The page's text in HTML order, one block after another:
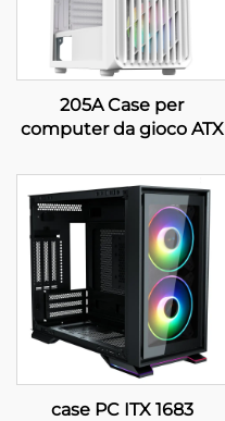
205A Case per
computer da gioco ATX
case PC ITX 1683